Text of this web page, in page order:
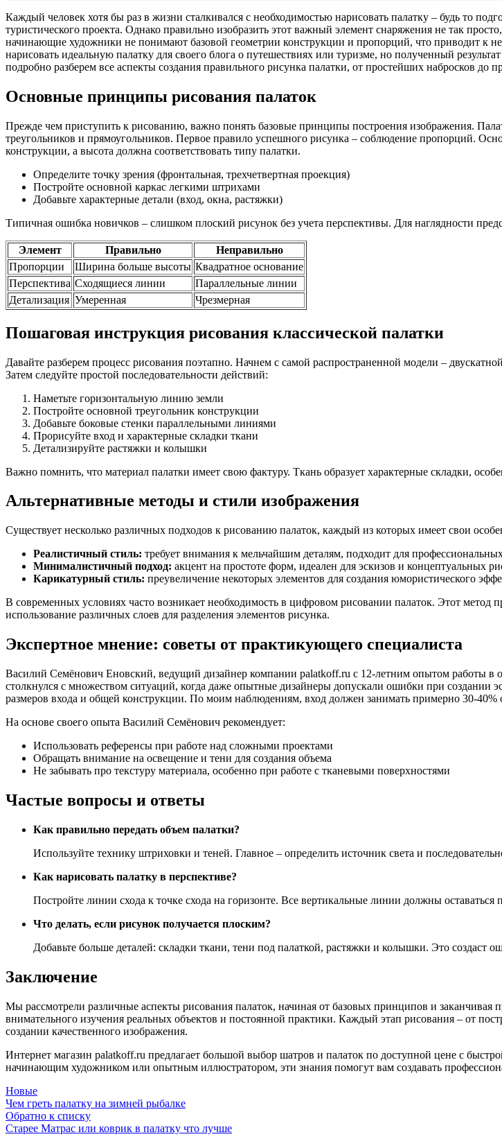
Каждый человек хотя бы раз в жизни сталкивался с необходимостью нарисовать палатку – будь то
туристического проекта. Однако правильно изобразить этот важный элемент снаряжения не так
начинающие художники не понимают базовой геометрии конструкции и пропорций, что приводит к
нарисовать идеальную палатку для своего блога о путешествиях или туризме, но полученный
подробно разберем все аспекты создания правильного рисунка палатки, от простейших набросков до
Основные принципы рисования палаток
Прежде чем приступить к рисованию, важно понять базовые принципы построения изображения.
треугольников и прямоугольников. Первое правило успешного рисунка – соблюдение пропорций.
конструкции, а высота должна соответствовать типу палатки.
Определите точку зрения (фронтальная, трехчетвертная проекция)
Постройте основной каркас легкими штрихами
Добавьте характерные детали (вход, окна, растяжки)
Типичная ошибка новичков – слишком плоский рисунок без учета перспективы. Для наглядности
Элемент Правильно
Неправильно
Пропорции
Ширина больше высоты Квадратное основание
Перспектива Сходящиеся линии
Параллельные линии
Детализация Умеренная Чрезмерная
Пошаговая инструкция рисования классической палатки
Давайте разберем процесс рисования поэтапно. Начнем с самой распространенной модели –
Затем следуйте простой последовательности действий:
Наметьте горизонтальную линию земли
Постройте основной треугольник конструкции
Добавьте боковые стенки параллельными линиями
Прорисуйте вход и характерные складки ткани
Детализируйте растяжки и колышки
Важно помнить, что материал палатки имеет свою фактуру. Ткань образует характерные складки,
Альтернативные методы и стили изображения
Существует несколько различных подходов к рисованию палаток, каждый из которых имеет свои
Реалистичный стиль: требует внимания к мельчайшим деталям, подходит для
Минималистичный подход: акцент на простоте форм, идеален для эскизов и концептуальных
Карикатурный стиль: преувеличение некоторых элементов для создания юмористического
В современных условиях часто возникает необходимость в цифровом рисовании палаток. Этот метод
использование различных слоев для разделения элементов рисунка.
Экспертное мнение: советы от практикующего специалиста
Василий Семёнович Еновский, ведущий дизайнер компании palatkoff.ru с 12-летним опытом работы в
столкнулся с множеством ситуаций, когда даже опытные дизайнеры допускали ошибки при создании
размеров входа и общей конструкции. По моим наблюдениям, вход должен занимать примерно 30-40%
На основе своего опыта Василий Семёнович рекомендует:
Использовать референсы при работе над сложными проектами
Обращать внимание на освещение и тени для создания объема
Не забывать про текстуру материала, особенно при работе с тканевыми поверхностями
Частые вопросы и ответы
Как правильно передать объем палатки?
Используйте технику штриховки и теней. Главное – определить источник света и
Как нарисовать палатку в перспективе?
Постройте линии схода к точке схода на горизонте. Все вертикальные линии должны оставаться
Что делать, если рисунок получается плоским?
Добавьте больше деталей: складки ткани, тени под палаткой, растяжки и колышки. Это создаст
Заключение
Мы рассмотрели различные аспекты рисования палаток, начиная от базовых принципов и
внимательного изучения реальных объектов и постоянной практики. Каждый этап рисования – от
создании качественного изображения.
Интернет магазин palatkoff.ru предлагает большой выбор шатров и палаток по доступной цене с
начинающим художником или опытным иллюстратором, эти знания помогут вам создавать
Новые
Чем греть палатку на зимней рыбалке
Обратно к списку
Старее Матрас или коврик в палатку что лучше